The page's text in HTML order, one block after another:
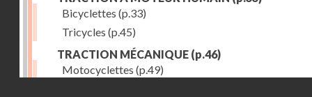
Bicyclettes (p.33)
Tricycles (p.45)
TRACTION MÉCANIQUE (p.46)
Motocyclettes (p.49)